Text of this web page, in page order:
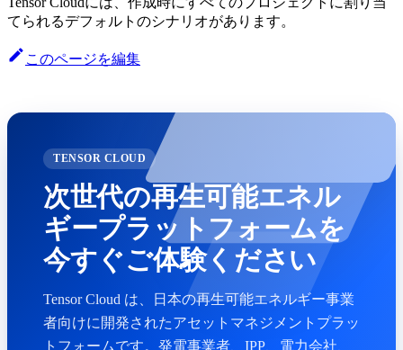
てられるデフォルトのシナリオがあります。
このページを編集
TENSOR CLOUD
次世代の再生可能エネル
ギープラットフォームを
今すぐご体験ください
Tensor Cloud は、日本の再生可能エネルギー事業
者向けに開発されたアセットマネジメントプラッ
トフォームです。発電事業者、IPP、電力会社、